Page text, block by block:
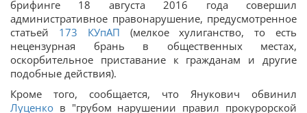
брифинге 18 августа 2016 года совершил
административное правонарушение, предусмотренное
статьей 173 КУпАП (мелкое хулиганство, то есть
нецензурная брань в общественных местах,
оскорбительное приставание к гражданам и другие
подобные действия).
Кроме того, сообщается, что Янукович обвинил
Луценко в "грубом нарушении правил прокурорской